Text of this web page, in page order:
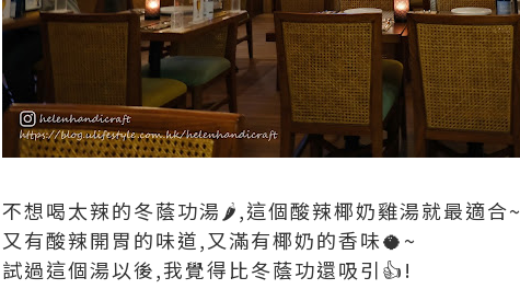
不想喝太辣的冬蔭功湯🌶,這個酸辣椰奶雞湯就最適合~
又有酸辣開胃的味道,又滿有椰奶的香味🥥~
試過這個湯以後,我覺得比冬蔭功還吸引👍!